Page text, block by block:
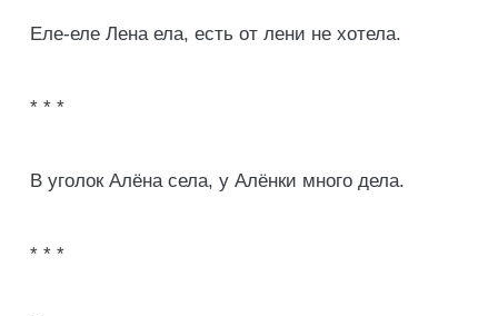
Еле-еле Лена ела, есть от лени не хотела.
* * *
В уголок Алёна села, у Алёнки много дела.
* * *